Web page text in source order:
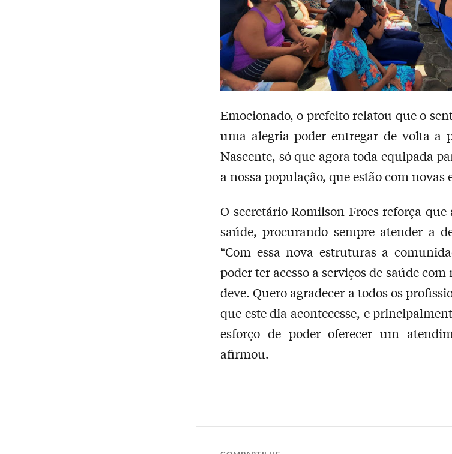
Emocionado, o prefeito relatou que o
uma alegria poder entregar de volta a
Nascente, só que agora toda equipada
a nossa população, que estão com novas
O secretário Romilson Froes reforça
saúde, procurando sempre atender a
“Com essa nova estruturas a
poder ter acesso a serviços de saúde
deve. Quero agradecer a todos os
que este dia acontecesse, e
esforço de poder oferecer um
afirmou.